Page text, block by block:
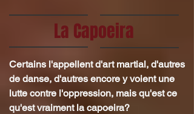
La Capoeira
Certains l'appellent d'art martial, d'autres
de danse, d'autres encore y voient une
lutte contre l'oppression, mais qu'est ce
qu'est vraiment la capoeira?